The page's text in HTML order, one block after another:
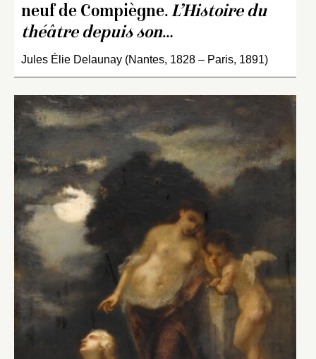
neuf de Compiègne. L’Histoire du
théâtre depuis son…
Jules Élie Delaunay (Nantes, 1828 – Paris, 1891)